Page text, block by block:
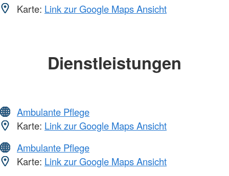
Karte: Link zur Google Maps Ansicht
Dienstleistungen
Ambulante Pflege
Karte: Link zur Google Maps Ansicht
Ambulante Pflege
Karte: Link zur Google Maps Ansicht